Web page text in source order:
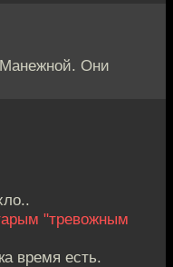
Они
"тревожным
время есть.